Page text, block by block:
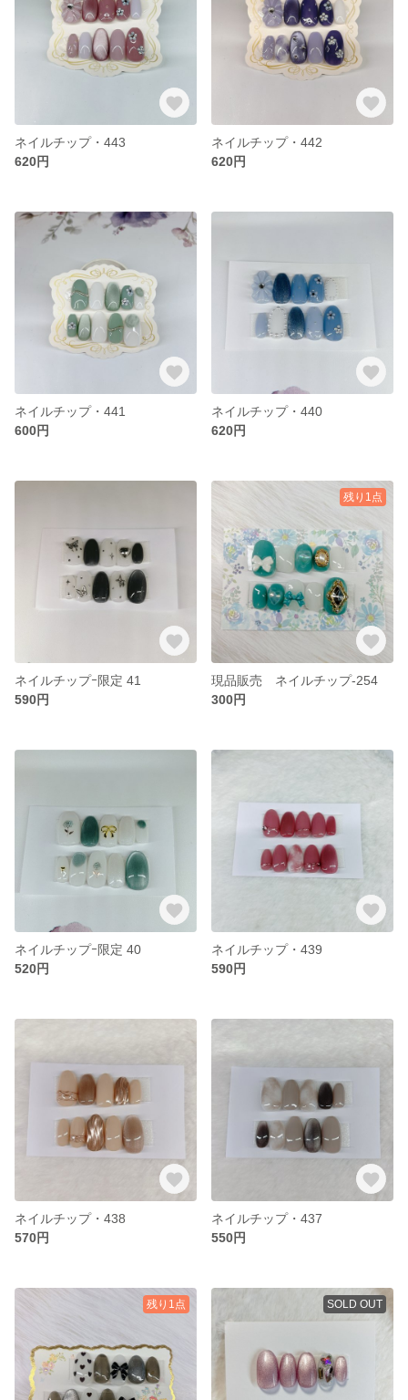
ネイルチップ・443
620円
ネイルチップ・442
620円
ネイルチップ・441
600円
ネイルチップ・440
620円
ネイルチップｰ限定 41
590円
残り1点
現品販売 ネイルチップ-254
300円
ネイルチップｰ限定 40
520円
ネイルチップ・439
590円
ネイルチップ・438
570円
ネイルチップ・437
550円
残り1点 SOLD OUT